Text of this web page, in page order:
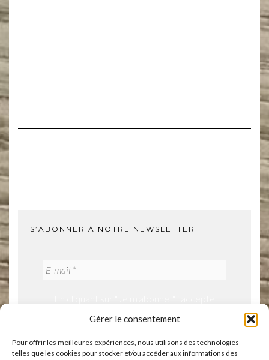
Gérer le consentement
Pour offrir les meilleures expériences, nous utilisons des technologies
telles que les cookies pour stocker et/ou accéder aux informations des
S’ABONNER À NOTRE NEWSLETTER